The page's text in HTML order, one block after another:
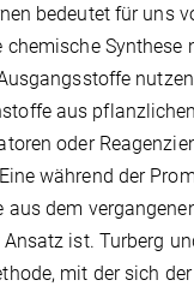
bedeutet für uns
Synthese
aus
oder
während der
aus dem
ist. Turberg
mit der sich